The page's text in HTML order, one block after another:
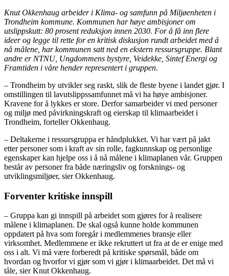
Knut Okkenhaug arbeider i Klima- og samfunn på Miljøenheten i
Trondheim kommune. Kommunen har høye ambisjoner om
utslippskutt: 80 prosent reduksjon innen 2030. For å få inn flere
ideer og legge til rette for en kritisk diskusjon rundt arbeidet med å
nå målene, har kommunen satt ned en ekstern ressursgruppe. Blant
andre er NTNU, Ungdommens bystyre, Veidekke, Sintef Energi og
Framtiden i våre hender representert i gruppen.
– Trondheim by utvikler seg raskt, slik de fleste byene i landet gjør. I
omstillingen til lavutslippssamfunnet må vi ha høye ambisjoner.
Kravene for å lykkes er store. Derfor samarbeider vi med personer
og miljø med påvirkningskraft og eierskap til klimaarbeidet i
Trondheim, forteller Okkenhaug.
– Deltakerne i ressursgruppa er håndplukket. Vi har vært på jakt
etter personer som i kraft av sin rolle, fagkunnskap og personlige
egenskaper kan hjelpe oss i å nå målene i klimaplanen vår. Gruppen
består av personer fra både næringsliv og forsknings- og
utviklingsmiljøer, sier Okkenhaug.
Forventer kritiske innspill
– Gruppa kan gi innspill på arbeidet som gjøres for å realisere
målene i klimaplanen. De skal også kunne holde kommunen
oppdatert på hva som foregår i medlemmenes bransje eller
virksomhet. Medlemmene er ikke rekruttert ut fra at de er enige med
oss i alt. Vi må være forberedt på kritiske spørsmål, både om
hvordan og hvorfor vi gjør som vi gjør i klimaarbeidet. Det må vi
tåle, sier Knut Okkenhaug.